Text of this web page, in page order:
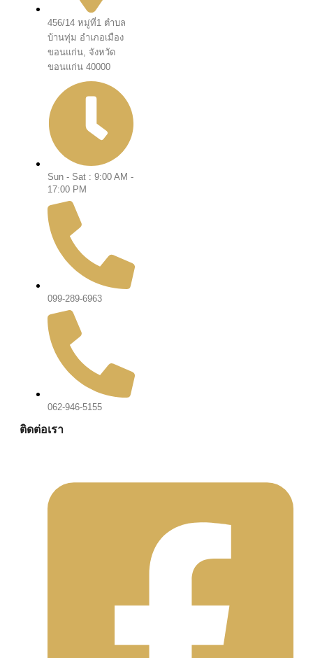
456/14 หมู่ที่1 ตำบล
บ้านทุ่ม อำเภอเมือง
ขอนแก่น, จังหวัด
ขอนแก่น 40000
Sun - Sat : 9:00 AM -
17:00 PM
099-289-6963
062-946-5155
ติดต่อเรา